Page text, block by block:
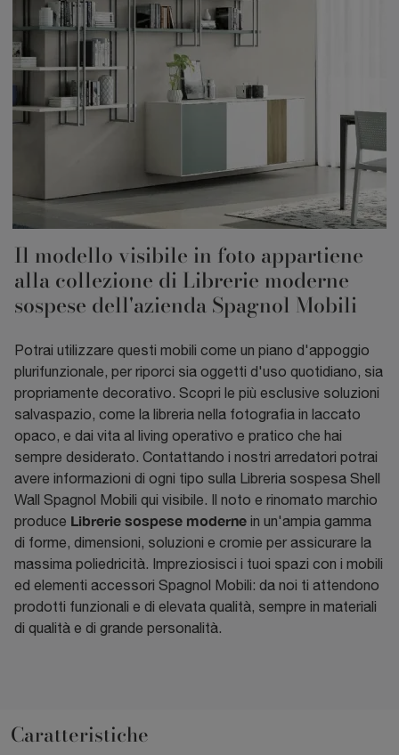
Il modello visibile in foto appartiene
alla collezione di Librerie moderne
sospese dell'azienda Spagnol Mobili
Potrai utilizzare questi mobili come un piano d'appoggio
plurifunzionale, per riporci sia oggetti d'uso quotidiano, sia
propriamente decorativo. Scopri le più esclusive soluzioni
salvaspazio, come la libreria nella fotografia in laccato
opaco, e dai vita al living operativo e pratico che hai
sempre desiderato. Contattando i nostri arredatori potrai
avere informazioni di ogni tipo sulla Libreria sospesa Shell
Wall Spagnol Mobili qui visibile. Il noto e rinomato marchio
produce Librerie sospese moderne in un'ampia gamma
di forme, dimensioni, soluzioni e cromie per assicurare la
massima poliedricità. Impreziosisci i tuoi spazi con i mobili
ed elementi accessori Spagnol Mobili: da noi ti attendono
prodotti funzionali e di elevata qualità, sempre in materiali
di qualità e di grande personalità.
Caratteristiche